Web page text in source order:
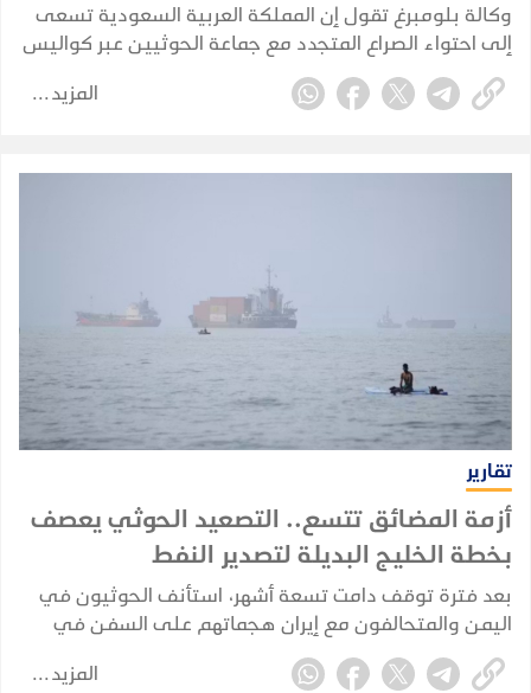
وكالة بلومبرغ تقول إن المملكة العربية السعودية تسعى
إلى احتواء الصراع المتجدد مع جماعة الحوثيين عبر كواليس
الدبلوماسية، في محاولة لمنع الاشتباكات مع الجماعة
المدعومة من إيران من الإضرار بقطاعها النفطي
المزيد
تقارير
أزمة المضائق تتسع.. التصعيد الحوثي يعصف
بخطة الخليج البديلة لتصدير النفط
بعد فترة توقف دامت تسعة أشهر، استأنف الحوثيون في
اليمن والمتحالفون مع إيران هجماتهم على السفن في
خصمهم القديم، المملكة العربية السعودية.
المزيد